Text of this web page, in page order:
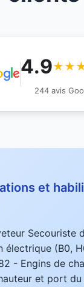
4.9
244 avis
et
Secouriste
électrique (B0,
- Engins de
et port du